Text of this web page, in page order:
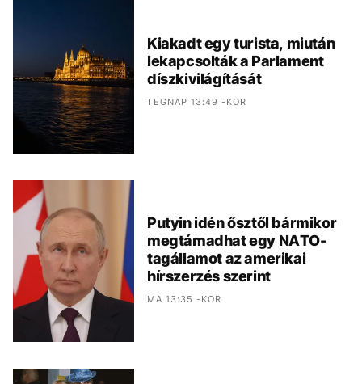
Kiakadt egy turista, miután
lekapcsolták a Parlament
díszkivilágítását
TEGNAP 13:49 -KOR
Putyin idén ősztől bármikor
megtámadhat egy NATO-
tagállamot az amerikai
hírszerzés szerint
MA 13:35 -KOR